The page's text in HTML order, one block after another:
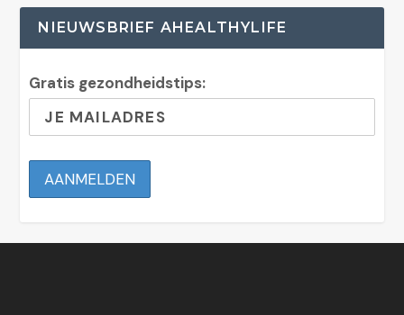
NIEUWSBRIEF AHEALTHYLIFE
Gratis gezondheidstips: